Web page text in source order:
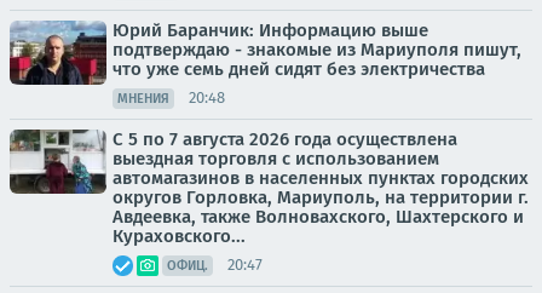
Юрий Баранчик: Информацию выше
подтверждаю - знакомые из Мариуполя пишут,
что уже семь дней сидят без электричества
МНЕНИЯ 20:48
С 5 по 7 августа 2026 года осуществлена
выездная торговля с использованием
автомагазинов в населенных пунктах городских
округов Горловка, Мариуполь, на территории г.
Авдеевка, также Волновахского, Шахтерского и
Кураховского...
ОФИЦ. 20:47